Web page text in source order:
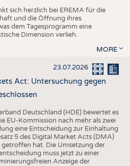
sich herzlich bei EREMA für die
und die Öffnung ihres
dem Tagesprogramm eine
Dimension verlieh.
MORE
23.07.2026
Act: Untersuchung gegen
Deutschland (HDE) bewertet es
EU-Kommission nach mehr als zwei
eine Entscheidung zur Einhaltung
5 des Digital Market Acts (DMA)
hat. Die Umsetzung der
muss jetzt zu einer
Anzeige der